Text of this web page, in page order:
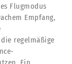
Flugmodus
Empfang,
regelmäßige